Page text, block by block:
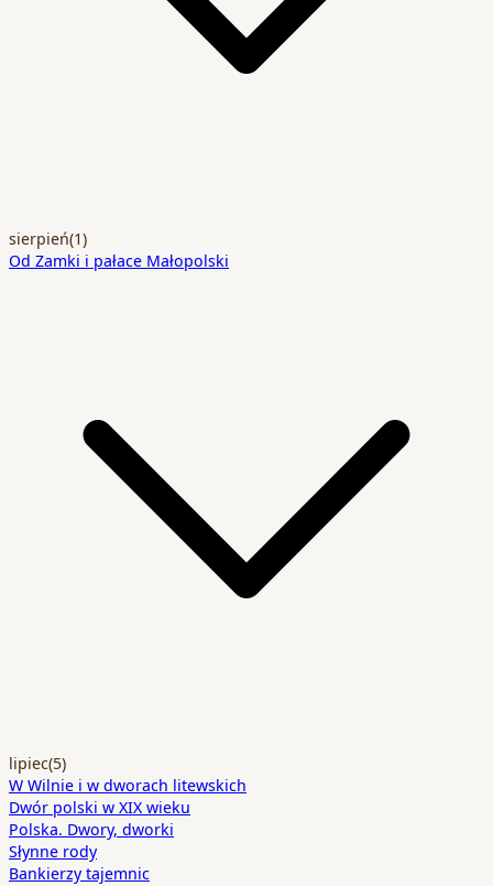
sierpień(1)
Od Zamki i pałace Małopolski
lipiec(5)
W Wilnie i w dworach litewskich
Dwór polski w XIX wieku
Polska. Dwory, dworki
Słynne rody
Bankierzy tajemnic